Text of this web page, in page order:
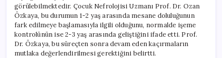
Önemi
için
görülebilmektedir. Çocuk Nefrolojisi Uzmanı Prof. Dr. Ozan
Özkaya, bu durumun 1-2 yaş arasında mesane doluluğunun
fark edilmeye başlamasıyla ilgili olduğunu, normalde işeme
kontrolünün ise 2-3 yaş arasında geliştiğini ifade etti. Prof.
Dr. Özkaya, bu süreçten sonra devam eden kaçırmaların
mutlaka değerlendirilmesi gerektiğini belirtti.